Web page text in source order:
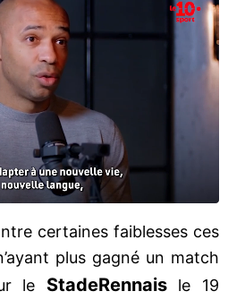
certaines faiblesses ces
plus gagné un match
le StadeRennaisle 19